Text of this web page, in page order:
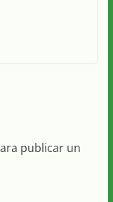
publicar un